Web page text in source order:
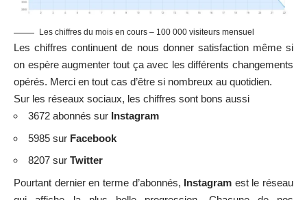
Les chiffres du mois en cours – 100 000 visiteurs mensuel
Les chiffres continuent de nous donner satisfaction même si
on espère augmenter tout ça avec les différents changements
opérés. Merci en tout cas d’être si nombreux au quotidien.
Sur les réseaux sociaux, les chiffres sont bons aussi
3672 abonnés sur Instagram
5985 sur Facebook
8207 sur Twitter
Pourtant dernier en terme d’abonnés, Instagram est le réseau